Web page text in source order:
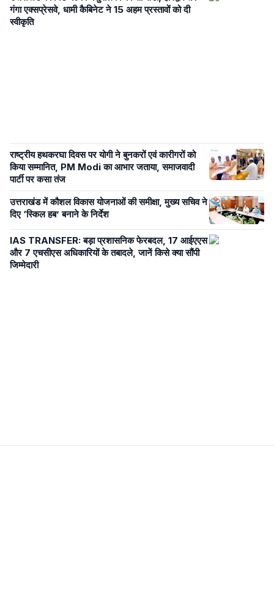
गंगा एक्सप्रेसवे, धामी कैबिनेट ने 15 अहम प्रस्तावों को दी
स्वीकृति
राष्ट्रीय हथकरघा दिवस पर योगी ने बुनकरों एवं कारीगरों को
किया सम्मानित, PM Modi का आभार जताया, समाजवादी
पार्टी पर कसा तंज
उत्तराखंड में कौशल विकास योजनाओं की समीक्षा, मुख्य सचिव ने
दिए ‘स्किल हब’ बनाने के निर्देश
IAS TRANSFER: बड़ा प्रशासनिक फेरबदल, 17 आईएएस
और 7 एचसीएस अधिकारियों के तबादले, जानें किसे क्या सौंपी
जिम्मेदारी